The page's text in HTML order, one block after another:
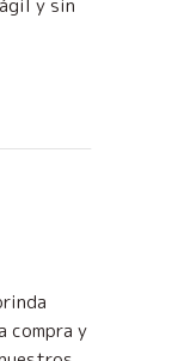
y sin
compra y